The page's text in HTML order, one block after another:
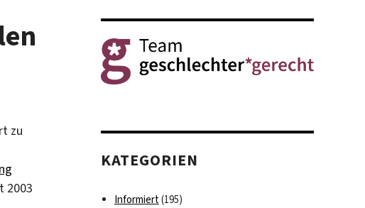
zu
2003
KATEGORIEN
Informiert(195)